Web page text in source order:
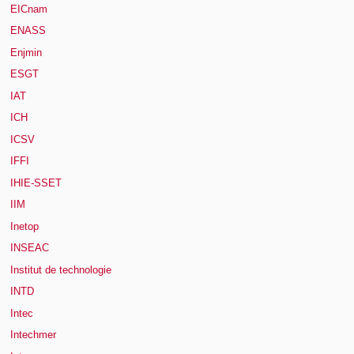
EICnam
ENASS
Enjmin
ESGT
IAT
ICH
ICSV
IFFI
IHIE-SSET
IIM
Inetop
INSEAC
Institut de technologie
INTD
Intec
Intechmer